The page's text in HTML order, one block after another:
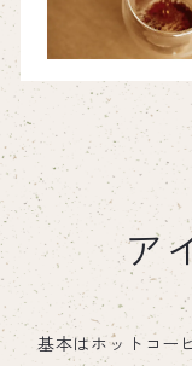
ア
基本はホットコー